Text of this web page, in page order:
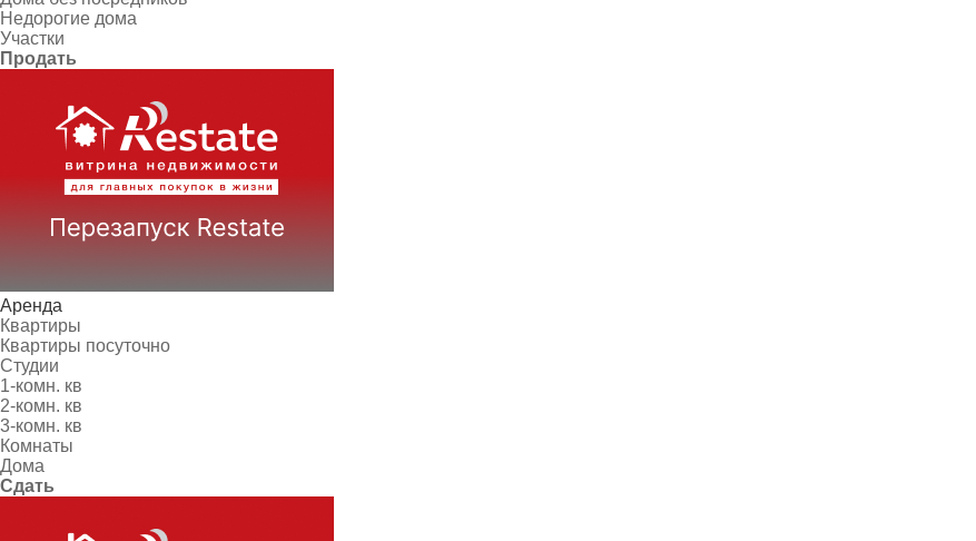
Недорогие дома
Участки
Продать
Аренда
Квартиры
Квартиры посуточно
Студии
1-комн. кв
2-комн. кв
3-комн. кв
Комнаты
Дома
Сдать